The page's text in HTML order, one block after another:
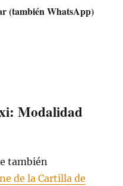
(también WhatsApp)
Modalidad
también
de la Cartilla de